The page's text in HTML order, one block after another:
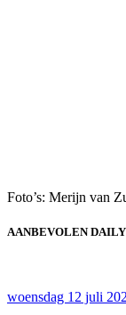
Foto’s: Merijn van
AANBEVOLEN
woensdag 12 juli